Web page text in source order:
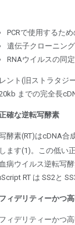
PCRで使用するた
遺伝子クローニン
RNAウイルスの同定
ント(旧ストラタジ
までの完全長
確な逆転写酵素
酵素(RT)はcDNA合
ます(1)。この低い
病ウイルス逆転写
RT は SS2と
ィデリティーかつ
ィデリティーかつ